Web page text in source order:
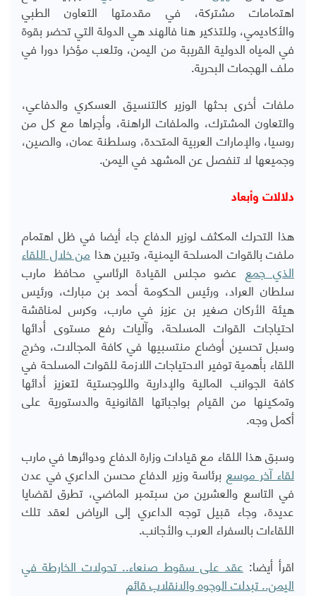
اهتمامات مشتركة، في مقدمتها التعاون الطبي
والأكاديمي، وللتذكير هنا فالهند هي الدولة التي تحضر بقوة
في المياه الدولية القريبة من اليمن، وتلعب مؤخرا دورا في
ملف الهجمات البحرية.
ملفات أخرى بحثها الوزير كالتنسيق العسكري والدفاعي،
والتعاون المشترك، والملفات الراهنة، وأجراها مع كل من
روسيا، والإمارات العربية المتحدة، وسلطنة عمان، والصين،
وجميعها لا تنفصل عن المشهد في اليمن.
دلالات وأبعاد
هذا التحرك المكثف لوزير الدفاع جاء أيضا في ظل اهتمام
ملفت بالقوات المسلحة اليمنية، وتبين هذا من خلال اللقاء
الذي جمع عضو مجلس القيادة الرئاسي محافظ مارب
سلطان العراد، ورئيس الحكومة أحمد بن مبارك، ورئيس
هيئة الأركان صغير بن عزيز في مارب، وكرس لمناقشة
احتياجات القوات المسلحة، وآليات رفع مستوى أدائها
وسبل تحسين أوضاع منتسبيها في كافة المجالات، وخرج
اللقاء بأهمية توفير الاحتياجات اللازمة للقوات المسلحة في
كافة الجوانب المالية والإدارية واللوجستية لتعزيز أدائها
وتمكينها من القيام بواجباتها القانونية والدستورية على
أكمل وجه.
وسبق هذا اللقاء مع قيادات وزارة الدفاع ودوائرها في مارب
لقاء آخر موسع برئاسة وزير الدفاع محسن الداعري في عدن
في التاسع والعشرين من سبتمبر الماضي، تطرق لقضايا
عديدة، وجاء قبيل توجه الداعري إلى الرياض لعقد تلك
اللقاءات بالسفراء العرب والأجانب.
اقرأ أيضا: عقد على سقوط صنعاء.. تحولات الخارطة في
اليمن.. تبدلت الوجوه والانقلاب قائم